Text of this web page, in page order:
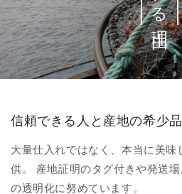
信頼できる人と産地の希少
大量仕入れではなく、本当に美味
供。 産地証明のタグ付きや発送
の透明化に努めています。